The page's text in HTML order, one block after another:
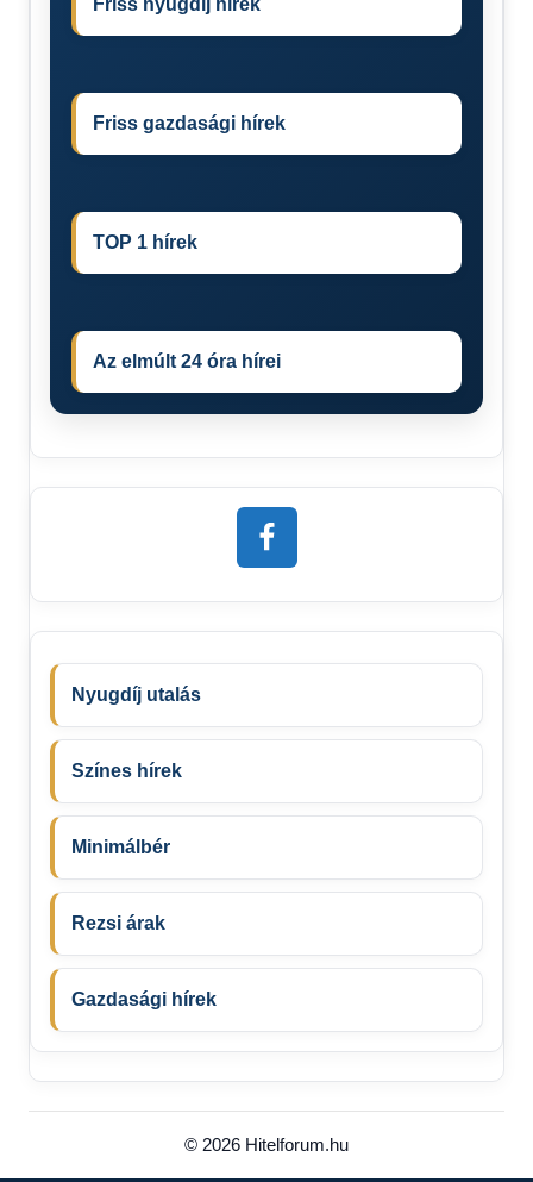
Friss gazdasági hírek
TOP 1 hírek
Az elmúlt 24 óra hírei
Nyugdíj utalás
Színes hírek
Minimálbér
Rezsi árak
Gazdasági hírek
© 2026 Hitelforum.hu